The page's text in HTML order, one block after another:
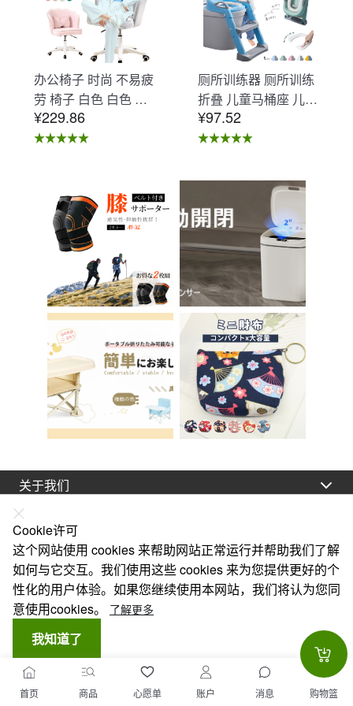
办公椅子 时尚 不易疲
劳 椅子 白色 白色 办
公椅子 不易疲劳 学习
椅 北欧 儿童 椅子 学
椅子 在家办公 Asher
Brilliant C-56
¥229.86
厕所训练器 厕所训练
折叠 儿童马桶座 儿童
马桶辅助 收纳式马桶
座 小孩马桶座 儿童厕
女孩 儿童 孩子 儿童
马桶训练 免邮 踏步器
厕所
¥97.52
首页 商品 心愿单 账户 消息 购物篮
关于我们
法律声明
帮助
服务
链接
Cookie许可
这个网站使用 cookies 来帮助网站正常运行并帮助我们了解
如何与它交互。我们使用这些 cookies 来为您提供更好的个
性化的用户体验。如果您继续使用本网站，我们将认为您同
意使用cookies。
了解更多
我知道了
CANCEL